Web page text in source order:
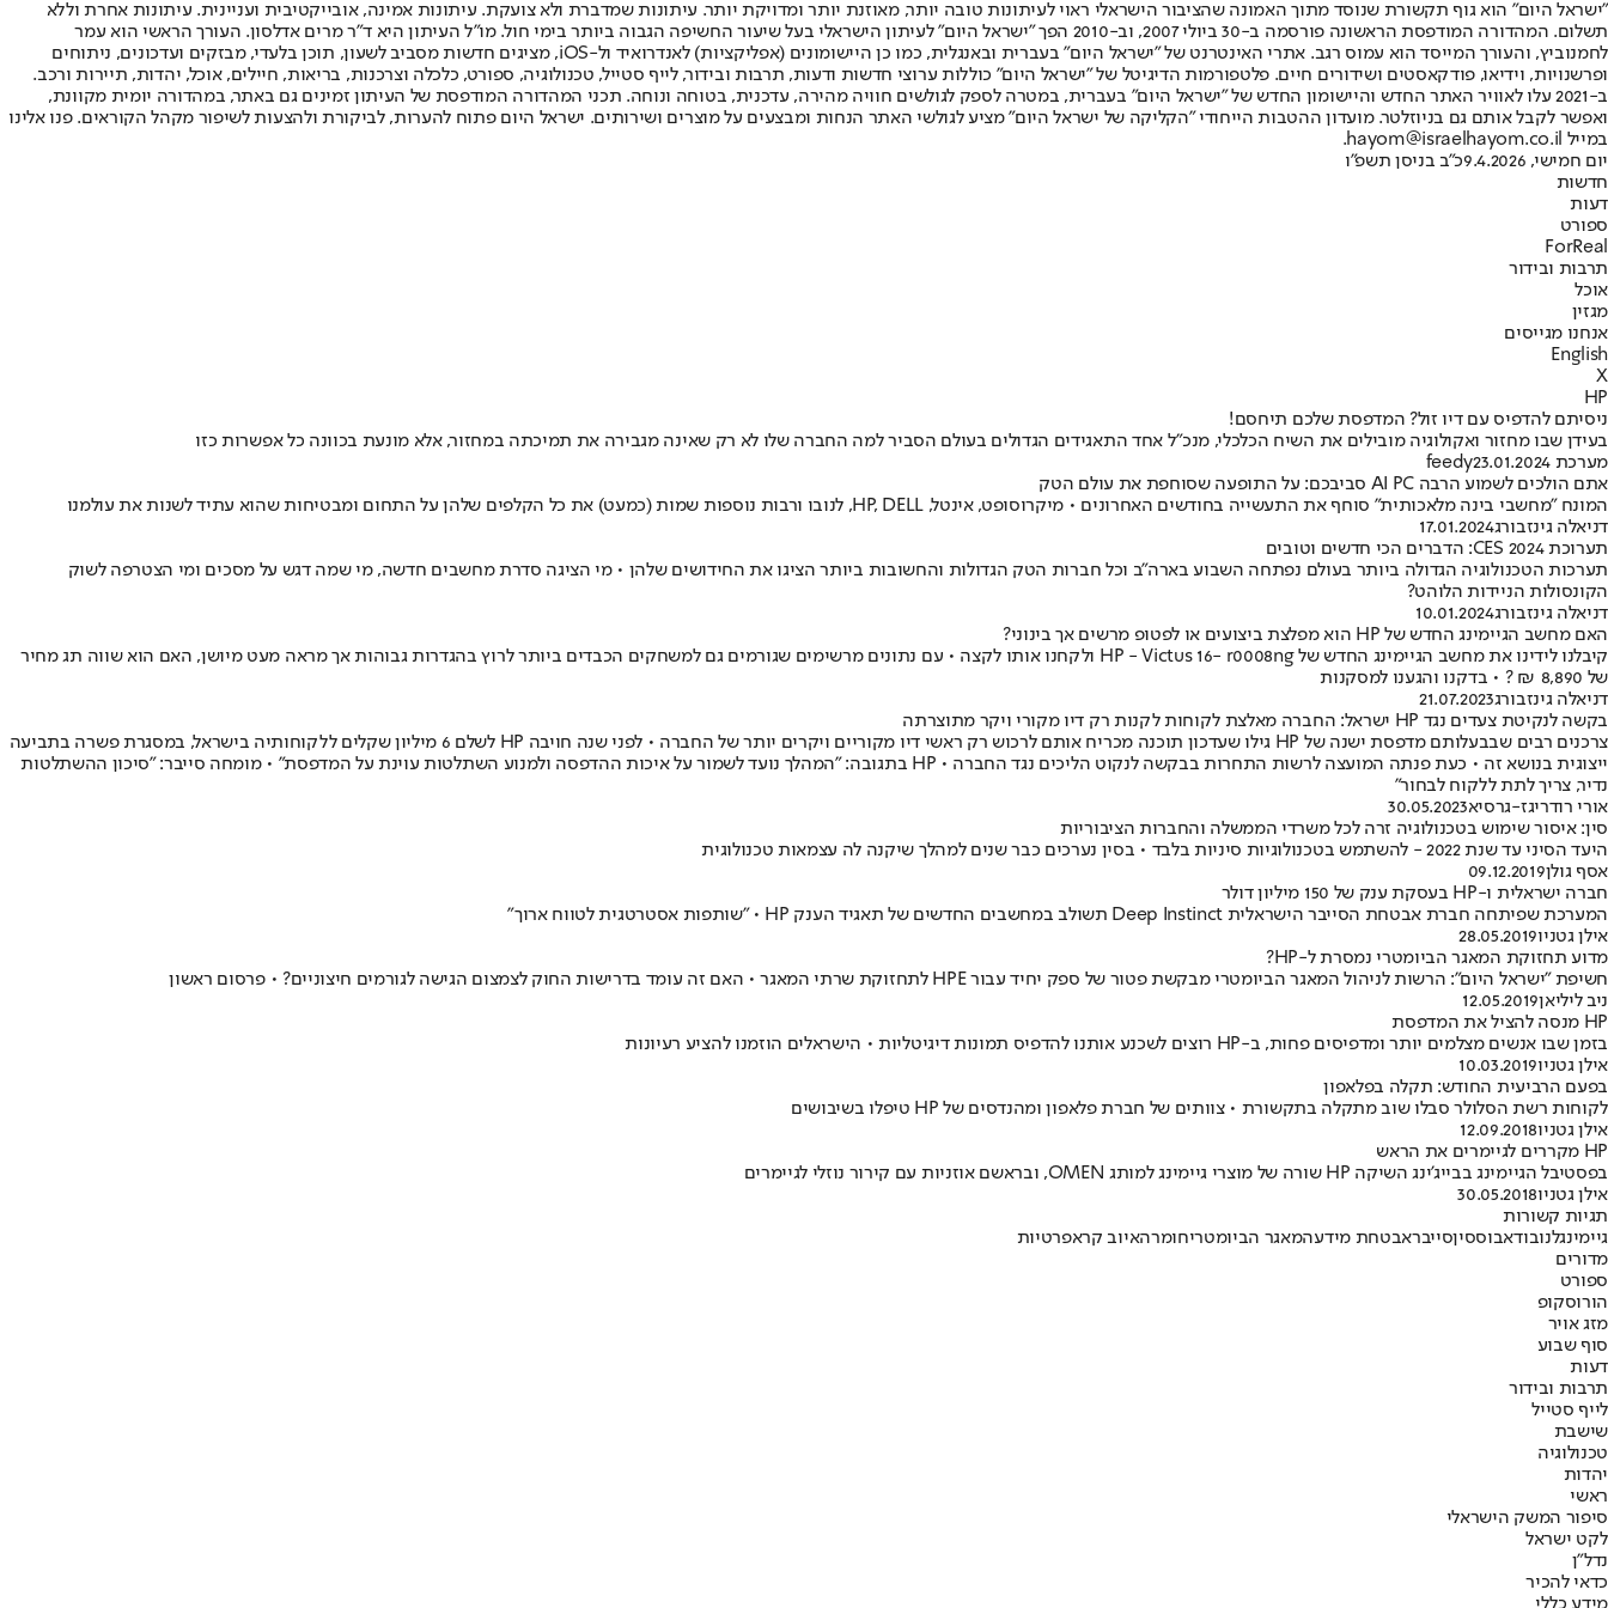
"ישראל היום" הוא גוף תקשורת שנוסד מתוך האמונה שהציבור הישראלי ראוי לעיתונות טובה יותר, מאוזנת יותר ומדויקת יותר. עיתונות שמדברת ולא צועקת. עיתונות אמינה, אובייקטיבית ועניינית. עיתונות אחרת וללא
תשלום. המהדורה המודפסת הראשונה פורסמה ב-30 ביולי 2007, וב-2010 הפך "ישראל היום" לעיתון הישראלי בעל שיעור החשיפה הגבוה ביותר בימי חול. מו"ל העיתון היא ד"ר מרים אדלסון. העורך הראשי הוא עמר
לחמנוביץ, והעורך המייסד הוא עמוס רגב. אתרי האינטרנט של "ישראל היום" בעברית ובאנגלית, כמו כן היישומונים (אפליקציות) לאנדרואיד ול-iOS, מציגים חדשות מסביב לשעון, תוכן בלעדי, מבזקים ועדכונים, ניתוחים
ופרשנויות, וידיאו, פודקאסטים ושידורים חיים. פלטפורמות הדיגיטל של "ישראל היום" כוללות ערוצי חדשות ודעות, תרבות ובידור, לייף סטייל, טכנולוגיה, ספורט, כלכלה וצרכנות, בריאות, חיילים, אוכל, יהדות, תיירות ורכב.
ב-2021 עלו לאוויר האתר החדש והיישומון החדש של "ישראל היום" בעברית, במטרה לספק לגולשים חוויה מהירה, עדכנית, בטוחה ונוחה. תכני המהדורה המודפסת של העיתון זמינים גם באתר, במהדורה יומית מקוונת,
ואפשר לקבל אותם גם בניוזלטר. מועדון ההטבות הייחודי "הקליקה של ישראל היום" מציע לגולשי האתר הנחות ומבצעים על מוצרים ושירותים. ישראל היום פתוח להערות, לביקורת ולהצעות לשיפור מקהל הקוראים. פנו אלינו
במייל hayom@israelhayom.co.il.
יום חמישי, 9.4.2026
כ"ב בניסן תשפ"ו
חדשות
דעות
ספורט
ForReal
תרבות ובידור
אוכל
מגזין
אנחנו מגייסים
English
X
HP
ניסיתם להדפיס עם דיו זול? המדפסת שלכם תיחסם!
בעידן שבו מחזור ואקולוגיה מובילים את השיח הכלכלי, מנכ"ל אחד התאגידים הגדולים בעולם הסביר למה החברה שלו לא רק שאינה מגבירה את תמיכתה במחזור, אלא מונעת בכוונה כל אפשרות כזו
מערכת feedy23.01.2024
אתם הולכים לשמוע הרבה AI PC סביבכם: על התופעה שסוחפת את עולם הטק
המונח "מחשבי בינה מלאכותית" סוחף את התעשייה בחודשים האחרונים • מיקרוסופט, אינטל, HP, DELL, לנובו ורבות נוספות שמות (כמעט) את כל הקלפים שלהן על התחום ומבטיחות שהוא עתיד לשנות את עולמנו
דניאלה גינזבורג17.01.2024
תערוכת CES 2024: הדברים הכי חדשים וטובים
תערכות הטכנולוגיה הגדולה ביותר בעולם נפתחה השבוע בארה"ב וכל חברות הטק הגדולות והחשובות ביותר הציגו את החידושים שלהן • מי הציגה סדרת מחשבים חדשה, מי שמה דגש על מסכים ומי הצטרפה לשוק
הקונסולות הניידות הלוהט?
דניאלה גינזבורג10.01.2024
האם מחשב הגיימינג החדש של HP הוא מפלצת ביצועים או לפטופ מרשים אך בינוני?
קיבלנו לידינו את מחשב הגיימינג החדש של HP - Victus 16- r0008ng ולקחנו אותו לקצה • עם נתונים מרשימים שגורמים גם למשחקים הכבדים ביותר לרוץ בהגדרות גבוהות אך מראה מעט מיושן, האם הוא שווה תג מחיר
של 8,890 ₪ ? • בדקנו והגענו למסקנות
דניאלה גינזבורג21.07.2023
בקשה לנקיטת צעדים נגד HP ישראל: החברה מאלצת לקוחות לקנות רק דיו מקורי ויקר מתוצרתה
צרכנים רבים שבבעלותם מדפסת ישנה של HP גילו שעדכון תוכנה מכריח אותם לרכוש רק ראשי דיו מקוריים ויקרים יותר של החברה • לפני שנה חויבה HP לשלם 6 מיליון שקלים ללקוחותיה בישראל, במסגרת פשרה בתביעה
ייצוגית בנושא זה • כעת פנתה המועצה לרשות התחרות בבקשה לנקוט הליכים נגד החברה • HP בתגובה: "המהלך נועד לשמור על איכות ההדפסה ולמנוע השתלטות עוינת על המדפסת" • מומחה סייבר: "סיכון ההשתלטות
נדיר, צריך לתת ללקוח לבחור"
אורי רודריגז-גרסיא30.05.2023
סין: איסור שימוש בטכנולוגיה זרה לכל משרדי הממשלה והחברות הציבוריות
היעד הסיני עד שנת 2022 - להשתמש בטכנולוגיות סיניות בלבד • בסין נערכים כבר שנים למהלך שיקנה לה עצמאות טכנולוגית
אסף גולן09.12.2019
חברה ישראלית ו-HP בעסקת ענק של 150 מיליון דולר
המערכת שפיתחה חברת אבטחת הסייבר הישראלית Deep Instinct תשולב במחשבים החדשים של תאגיד הענק HP • "שותפות אסטרטגית לטווח ארוך"
אילן גטניו28.05.2019
מדוע תחזוקת המאגר הביומטרי נמסרת ל-HP?
חשיפת "ישראל היום": הרשות לניהול המאגר הביומטרי מבקשת פטור של ספק יחיד עבור HPE לתחזוקת שרתי המאגר • האם זה עומד בדרישות החוק לצמצום הגישה לגורמים חיצוניים? • פרסום ראשון
ניב ליליאן12.05.2019
HP מנסה להציל את המדפסת
בזמן שבו אנשים מצלמים יותר ומדפיסים פחות, ב-HP רוצים לשכנע אותנו להדפיס תמונות דיגיטליות • הישראלים הוזמנו להציע רעיונות
אילן גטניו10.03.2019
בפעם הרביעית החודש: תקלה בפלאפון
לקוחות רשת הסלולר סבלו שוב מתקלה בתקשורת • צוותים של חברת פלאפון ומהנדסים של HP טיפלו בשיבושים
אילן גטניו12.09.2018
HP מקררים לגיימרים את הראש
בפסטיבל הגיימינג בבייג'ינג השיקה HP שורה של מוצרי גיימינג למותג OMEN, ובראשם אוזניות עם קירור נוזלי לגיימרים
אילן גטניו30.05.2018
תגיות קשורות
גיימינגלנובודאבוססיןסייבראבטחת מידעהמאגר הביומטריחומרהאיוב קראפרטיות
מדורים
ספורט
הורוסקופ
מזג אויר
סוף שבוע
דעות
תרבות ובידור
לייף סטייל
שישבת
טכנולוגיה
יהדות
ראשי
סיפור המשק הישראלי
לקט ישראל
נדל"ן
כדאי להכיר